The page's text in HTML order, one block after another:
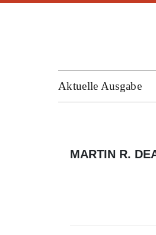
Aktuelle Ausgabe
MARTIN R.